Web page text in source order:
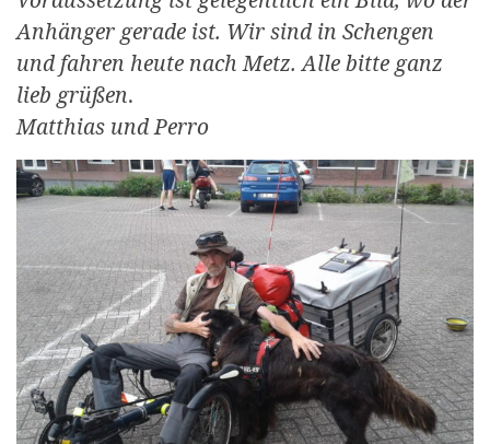
Anhänger gerade ist. Wir sind in Schengen
und fahren heute nach Metz. Alle bitte ganz
lieb grüßen.
Matthias und Perro